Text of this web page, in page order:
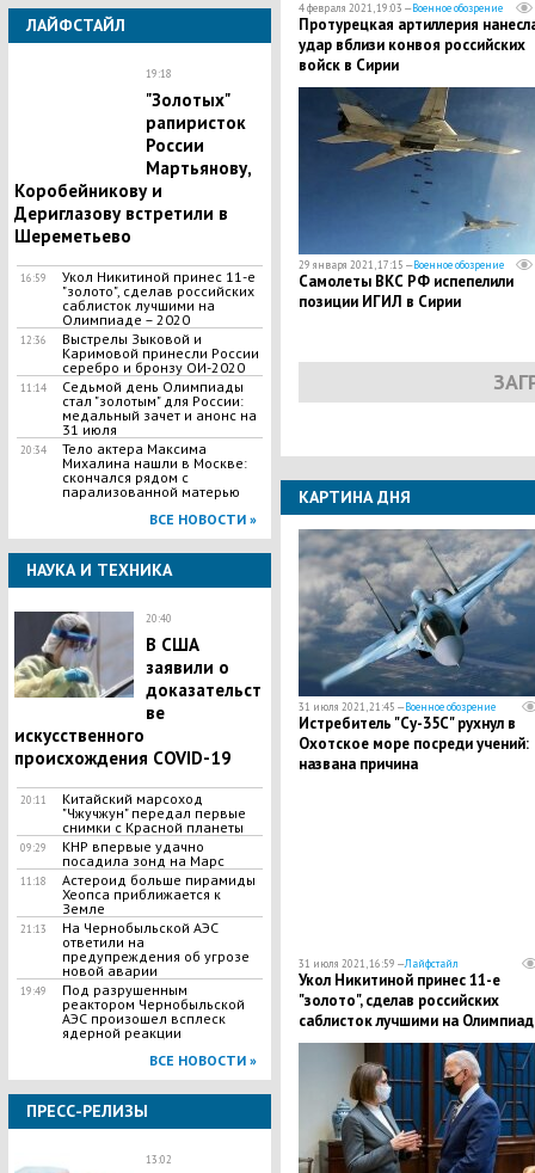
ЛАЙФСТАЙЛ
19:18
"Золотых"
рапиристок
России
Мартьянову,
Коробейникову и
Дериглазову встретили в
Шереметьево
16:59
Укол Никитиной принес 11-е
"золото", сделав российских
саблисток лучшими на
Олимпиаде – 2020
12:36
Выстрелы Зыковой и
Каримовой принесли России
серебро и бронзу ОИ-2020
11:14
Седьмой день Олимпиады
стал "золотым" для России:
медальный зачет и анонс на
31 июля
20:34
Тело актера Максима
Михалина нашли в Москве:
скончался рядом с
парализованной матерью
ВСЕ НОВОСТИ »
НАУКА И ТЕХНИКА
20:40
В США
заявили о
доказательст
ве
искусственного
происхождения COVID-19
20:11
Китайский марсоход
"Чжучжун" передал первые
снимки с Красной планеты
09:29
КНР впервые удачно
посадила зонд на Марс
11:18
Астероид больше пирамиды
Хеопса приближается к
Земле
21:13
На Чернобыльской АЭС
ответили на
предупреждения об угрозе
новой аварии
19:49
Под разрушенным
реактором Чернобыльской
АЭС произошел всплеск
ядерной реакции
ВСЕ НОВОСТИ »
ПРЕСС-РЕЛИЗЫ
13:02
4 февраля 2021, 19:03 —Военное обозрение
Протурецкая артиллерия
удар вблизи конвоя российских
войск в Сирии
29 января 2021, 17:15 —Военное обозрение
Самолеты ВКС РФ испепелили
позиции ИГИЛ в Сирии
КАРТИНА ДНЯ
31 июля 2021, 21:45 —Военное обозрение
Истребитель "Су-35С" рухнул в
Охотское море посреди учений:
названа причина
31 июля 2021, 16:59 —Лайфстайл
Укол Никитиной принес 11-е
"золото", сделав российских
саблисток лучшими на
2020